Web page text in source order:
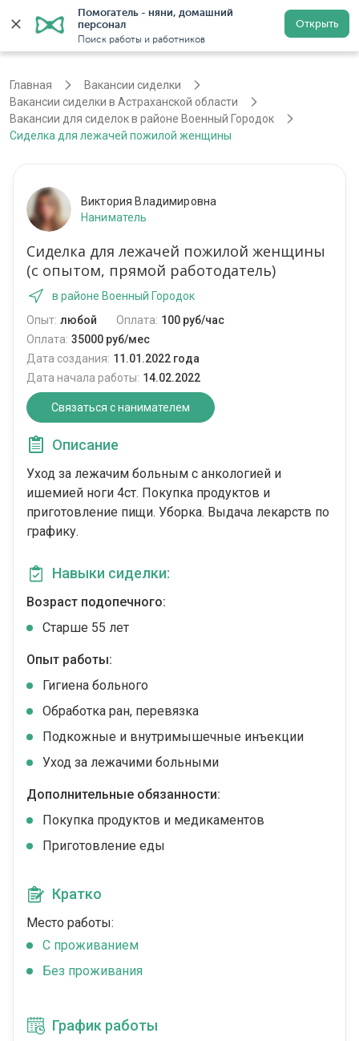
Помогатель - няни, домашний
персонал
Поиск работы и работников
Открыть
Регистрация
Главная
Вакансии сиделки
Вакансии сиделки в Астраханской области
Вакансии для сиделок в районе Военный Городок
Сиделка для лежачей пожилой женщины
Виктория Владимировна
Наниматель
Сиделка для лежачей пожилой женщины
(с опытом, прямой работодатель)
в районе Военный Городок
Опыт: любой Оплата: 100 руб/час
Оплата: 35000 руб/мес
Дата создания: 11.01.2022 года
Дата начала работы: 14.02.2022
Связаться с нанимателем
Описание
Уход за лежачим больным с анкологией и
ишемией ноги 4ст. Покупка продуктов и
приготовление пищи. Уборка. Выдача лекарств по
графику.
Навыки сиделки:
Возраст подопечного:
Cтарше 55 лет
Опыт работы:
Гигиена больного
Обработка ран, перевязка
Подкожные и внутримышечные инъекции
Уход за лежачими больными
Дополнительные обязанности:
Покупка продуктов и медикаментов
Приготовление еды
Кратко
Место работы:
C проживанием
Без проживания
График работы